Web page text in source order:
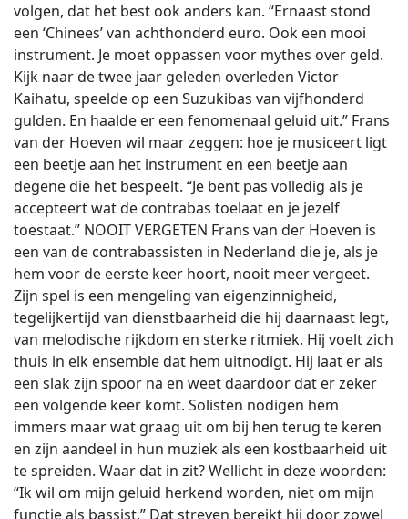
volgen, dat het best ook anders kan. “Ernaast stond
een ‘Chinees’ van achthonderd euro. Ook een mooi
instrument. Je moet oppassen voor mythes over geld.
Kijk naar de twee jaar geleden overleden Victor
Kaihatu, speelde op een Suzukibas van vijfhonderd
gulden. En haalde er een fenomenaal geluid uit.” Frans
van der Hoeven wil maar zeggen: hoe je musiceert ligt
een beetje aan het instrument en een beetje aan
degene die het bespeelt. “Je bent pas volledig als je
accepteert wat de contrabas toelaat en je jezelf
toestaat.” NOOIT VERGETEN Frans van der Hoeven is
een van de contrabassisten in Nederland die je, als je
hem voor de eerste keer hoort, nooit meer vergeet.
Zijn spel is een mengeling van eigenzinnigheid,
tegelijkertijd van dienstbaarheid die hij daarnaast legt,
van melodische rijkdom en sterke ritmiek. Hij voelt zich
thuis in elk ensemble dat hem uitnodigt. Hij laat er als
een slak zijn spoor na en weet daardoor dat er zeker
een volgende keer komt. Solisten nodigen hem
immers maar wat graag uit om bij hen terug te keren
en zijn aandeel in hun muziek als een kostbaarheid uit
te spreiden. Waar dat in zit? Wellicht in deze woorden:
“Ik wil om mijn geluid herkend worden, niet om mijn
functie als bassist.” Dat streven bereikt hij door zowel